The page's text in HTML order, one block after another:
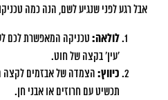
אבל רגע לפני שנגיע לשם, הנה כמה
לולאה: טכניקה המאפשרת לכם
‘עין’ בקצה של חוט.
כיווץ: הצמדה של אבזמים לקצה
תכשיט עם חרוזים או אבני חן.